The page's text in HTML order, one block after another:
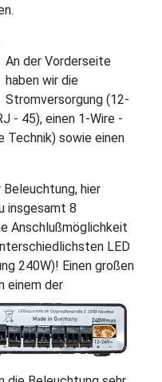
An der Vorderseite
haben wir die
Stromversorgung (12-
- 45), einen 1-Wire -
Technik) sowie einen
hier
insgesamt 8
Anschlußmöglichkeit
LED
240W)! Einen großen
einem der